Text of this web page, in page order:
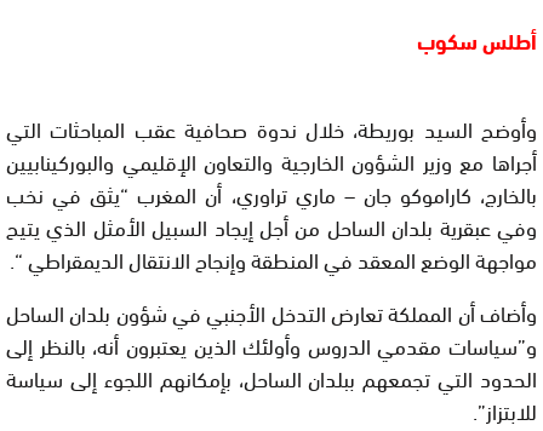
أطلس سكوب
وأوضح السيد بوريطة، خلال ندوة صحافية عقب المباحثات التي
أجراها مع وزير الشؤون الخارجية والتعاون الإقليمي والبوركينابيين
بالخارج، كاراموكو جان – ماري تراوري، أن المغرب “يثق في نخب
وفي عبقرية بلدان الساحل من أجل إيجاد السبيل الأمثل الذي يتيح
مواجهة الوضع المعقد في المنطقة وإنجاح الانتقال الديمقراطي “.
وأضاف أن المملكة تعارض التدخل الأجنبي في شؤون بلدان الساحل
و”سياسات مقدمي الدروس وأولئك الذين يعتبرون أنه، بالنظر إلى
الحدود التي تجمعهم ببلدان الساحل، بإمكانهم اللجوء إلى سياسة
للابتزاز”.